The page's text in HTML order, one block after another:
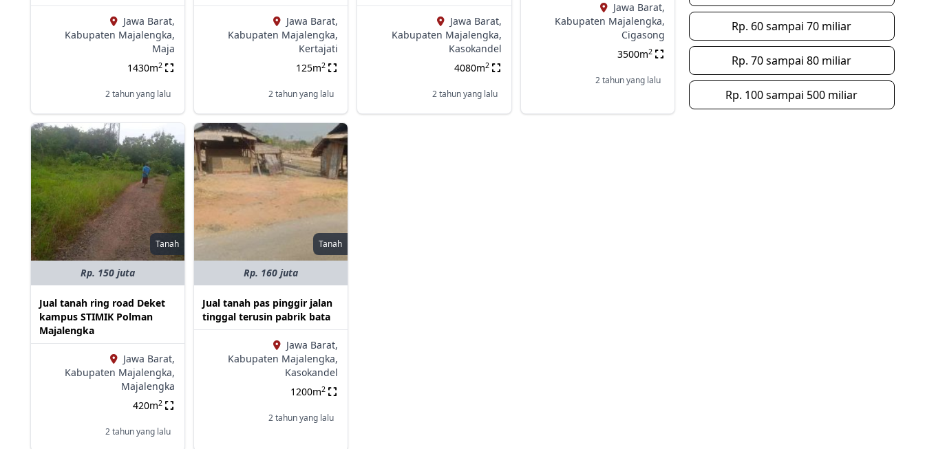
Jawa Barat,
Kabupaten Majalengka,
Maja
1430m2
2 tahun yang lalu
Jawa Barat,
Kabupaten Majalengka,
Kertajati
125m2
2 tahun yang lalu
Jawa Barat,
Kabupaten Majalengka,
Kasokandel
4080m2
2 tahun yang lalu
Jawa Barat,
Kabupaten Majalengka,
Cigasong
3500m2
2 tahun yang lalu
Tanah
Rp. 150 juta
Jual tanah ring road Deket
kampus STIMIK Polman
Majalengka
Jawa Barat,
Kabupaten Majalengka,
Majalengka
420m2
2 tahun yang lalu
Tanah
Rp. 160 juta
Jual tanah pas pinggir jalan
tinggal terusin pabrik bata
Jawa Barat,
Kabupaten Majalengka,
Kasokandel
1200m2
2 tahun yang lalu
Rp. 60 sampai 70 miliar
Rp. 70 sampai 80 miliar
Rp. 100 sampai 500 miliar